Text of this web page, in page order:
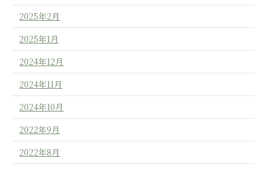
2025年2月
2025年1月
2024年12月
2024年11月
2024年10月
2022年9月
2022年8月